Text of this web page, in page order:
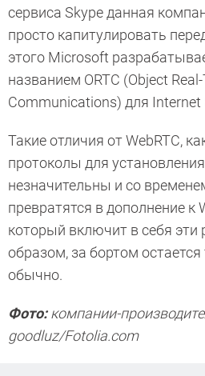
сервиса Skype данная
просто капитулировать
этого Microsoft
названием ORTC (Object
Communications) для Internet
Такие отличия от WebRTC,
протоколы для
незначительны и со
превратятся в дополнение к
который включит в себя эти
образом, за бортом
обычно.
Фото:компании-
goodluz/Fotolia.com